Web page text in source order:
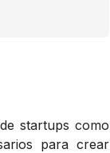
startups como
para crear